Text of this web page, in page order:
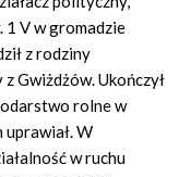
1 V w gromadzie
z rodziny
z Gwiżdżów. Ukończył
rolne w
uprawiał. W
w ruchu